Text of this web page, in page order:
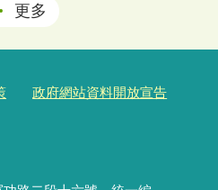
更多
政府網站資料開放宣告